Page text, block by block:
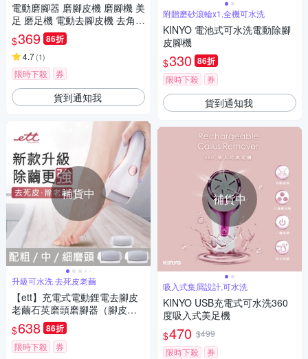
電動磨腳器 磨腳皮機 磨腳機 美
足 磨足機 電動去腳皮機 去角質
去死皮 腳皮機 修腳器 磨皮機
足修磨機
$369 86折
4.7(1)
限時下殺 券
貨到通知我
補貨中
升級可水洗 去死皮老繭
【ett】充電式電動鋰電去腳皮
老繭石英磨頭磨腳器（腳皮機/
去硬皮機/去角質/美足機/修足
機）
$638 86折
限時下殺 券
附贈磨砂滾輪x1,全機可水洗
KINYO 電池式可水洗電動除腳
皮腳機
$330 86折
限時下殺 券
貨到通知我
補貨中
吸入式集屑設計,可水洗
KINYO USB充電式可水洗360
度吸入式美足機
$470 $499
限時下殺
券